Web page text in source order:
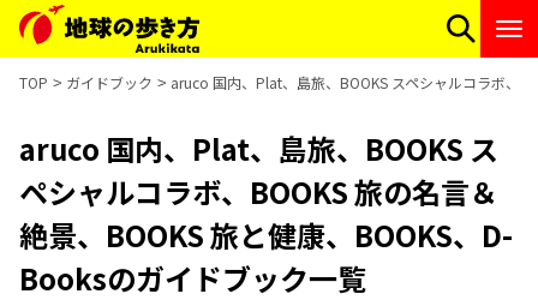
TOP ガイドブック aruco 国内、Plat、島旅、BOOKS スペシャルコラボ、
aruco 国内、Plat、島旅、BOOKS ス
ペシャルコラボ、BOOKS 旅の名言＆
絶景、BOOKS 旅と健康、BOOKS、D-
Booksのガイドブック一覧